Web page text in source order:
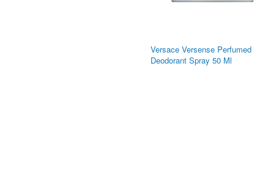
Versace Versense Perfumed
Deodorant Spray 50 Ml